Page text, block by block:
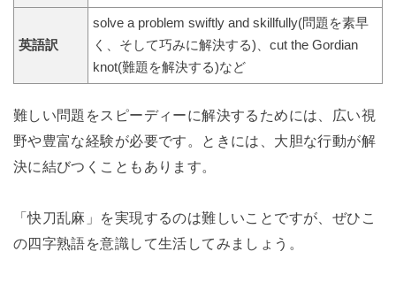
英語訳
solve a problem swiftly and skillfully(問題を素早
く、そして巧みに解決する)、cut the Gordian
knot(難題を解決する)など
難しい問題をスピーディーに解決するためには、広い視
野や豊富な経験が必要です。ときには、大胆な行動が解
決に結びつくこともあります。
「快刀乱麻」を実現するのは難しいことですが、ぜひこ
の四字熟語を意識して生活してみましょう。